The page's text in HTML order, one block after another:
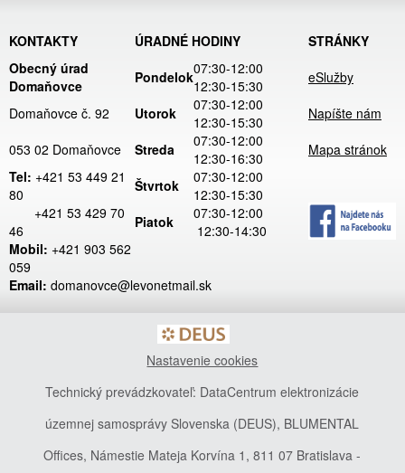
KONTAKTY ÚRADNÉ HODINY
STRÁNKY
Obecný úrad
Domaňovce
Pondelok07:30-12:00
12:30-15:30
eSlužby
Domaňovce č. 92
Utorok
07:30-12:00
12:30-15:30
Napíšte nám
053 02 Domaňovce
Streda
07:30-12:00
12:30-16:30
Mapa stránok
Tel: +421 53 449 21
80
Štvrtok
07:30-12:00
12:30-15:30
+421 53 429 70
46
Piatok
07:30-12:00
12:30-14:30
Mobil: +421 903 562
059
Email: domanovce@levonetmail.sk
Nastavenie cookies
Technický prevádzkovateľ: DataCentrum elektronizácie
územnej samosprávy Slovenska (DEUS), BLUMENTAL
Offices, Námestie Mateja Korvína 1, 811 07 Bratislava -